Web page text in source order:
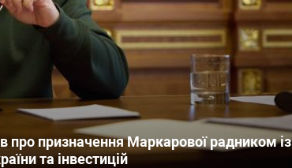
про призначення Маркарової радником із
та інвестицій